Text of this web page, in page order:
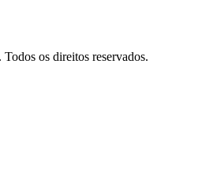
. Todos os direitos reservados.